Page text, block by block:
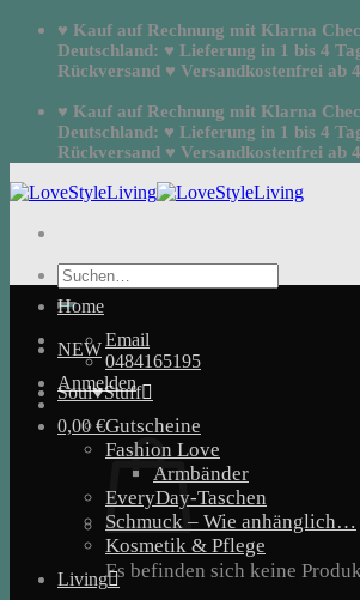
Zum
springen
♥ Kauf auf Rechnung mit Klarna
Deutschland: ♥ Lieferung in 1 bis 4
Rückversand ♥ Versandkostenfrei ab
♥ Kauf auf Rechnung mit Klarna
Deutschland: ♥ Lieferung in 1 bis 4
Rückversand ♥ Versandkostenfrei ab
Suchen
nach:
Email
0484165195
Anmelden
0,00€
Es befinden sich keine
Home
NEW
Soul♥Stuff
Gutscheine
Fashion Love
Armbänder
EveryDay-Taschen
Schmuck – Wie anhänglich…
Kosmetik & Pflege
Living